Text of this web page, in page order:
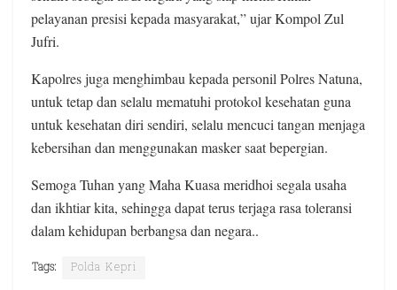
pelayanan presisi kepada masyarakat,” ujar Kompol Zul
Jufri.
Kapolres juga menghimbau kepada personil Polres Natuna,
untuk tetap dan selalu mematuhi protokol kesehatan guna
untuk kesehatan diri sendiri, selalu mencuci tangan menjaga
kebersihan dan menggunakan masker saat bepergian.
Semoga Tuhan yang Maha Kuasa meridhoi segala usaha
dan ikhtiar kita, sehingga dapat terus terjaga rasa toleransi
dalam kehidupan berbangsa dan negara..
Tags: Polda Kepri